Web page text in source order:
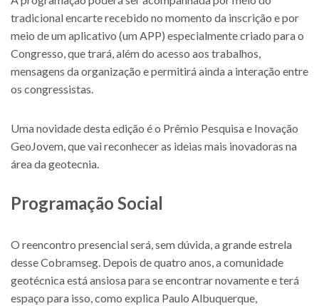
tradicional encarte recebido no momento da inscrição e por
meio de um aplicativo (um APP) especialmente criado para o
Congresso, que trará, além do acesso aos trabalhos,
mensagens da organização e permitirá ainda a interação entre
os congressistas.
Uma novidade desta edição é o Prêmio Pesquisa e Inovação
GeoJovem, que vai reconhecer as ideias mais inovadoras na
área da geotecnia.
Programação Social
O reencontro presencial será, sem dúvida, a grande estrela
desse Cobramseg. Depois de quatro anos, a comunidade
geotécnica está ansiosa para se encontrar novamente e terá
espaço para isso, como explica Paulo Albuquerque,